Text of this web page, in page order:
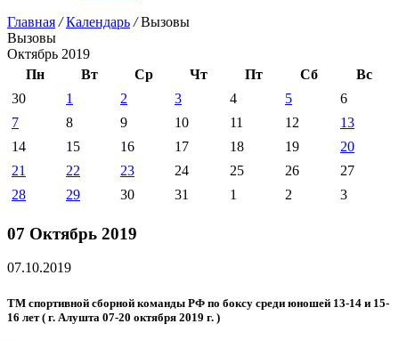
Главная / Календарь /Вызовы
Вызовы
Октябрь 2019
Пн
Вт Ср Чт Пт Сб
Вс
30
1 2 3 4 5
6
7
8 9 10 11 12
13
14
15 16 17 18 19
20
21
22 23 24 25 26
27
28
29 30 31 1 2 3
07 Октябрь 2019
07.10.2019
ТМ спортивной сборной команды РФ по боксу среди юношей 13-14 и 15-
16 лет ( г. Алушта 07-20 октября 2019 г. )